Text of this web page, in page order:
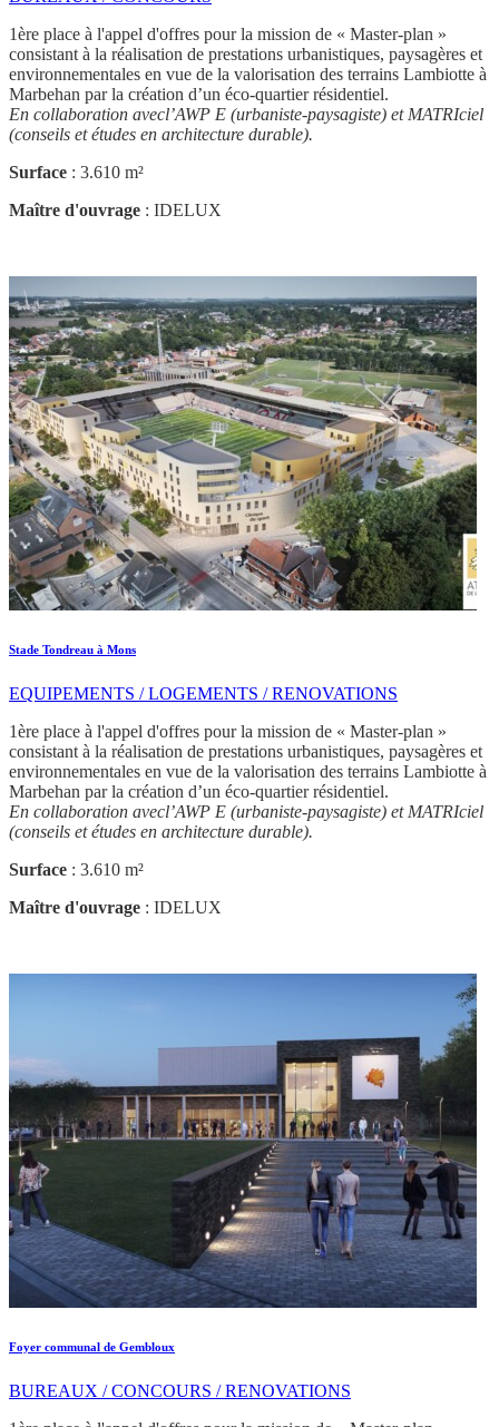
1ère place à l'appel d'offres pour la mission de « Master-plan »
consistant à la réalisation de prestations urbanistiques, paysagères et
environnementales en vue de la valorisation des terrains Lambiotte à
Marbehan par la création d’un éco-quartier résidentiel.
En collaboration avecl’AWP E (urbaniste-paysagiste) et MATRIciel
(conseils et études en architecture durable).
Surface : 3.610 m²
Maître d'ouvrage : IDELUX
Stade Tondreau à Mons
EQUIPEMENTS / LOGEMENTS / RENOVATIONS
1ère place à l'appel d'offres pour la mission de « Master-plan »
consistant à la réalisation de prestations urbanistiques, paysagères et
environnementales en vue de la valorisation des terrains Lambiotte à
Marbehan par la création d’un éco-quartier résidentiel.
En collaboration avecl’AWP E (urbaniste-paysagiste) et MATRIciel
(conseils et études en architecture durable).
Surface : 3.610 m²
Maître d'ouvrage : IDELUX
Foyer communal de Gembloux
BUREAUX / CONCOURS / RENOVATIONS